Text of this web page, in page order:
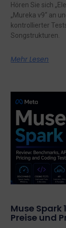
Hören Sie sich
„Mureka v9“ an
kontrollierter
Songstrukturen.
Mehr Lesen
Muse Spark
Preise und